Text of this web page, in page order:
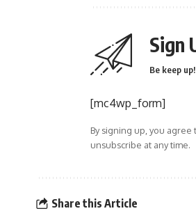
Sign
Be keep
[mc4wp_form]
By signing up, you agree
unsubscribe at any time.
Share this Article